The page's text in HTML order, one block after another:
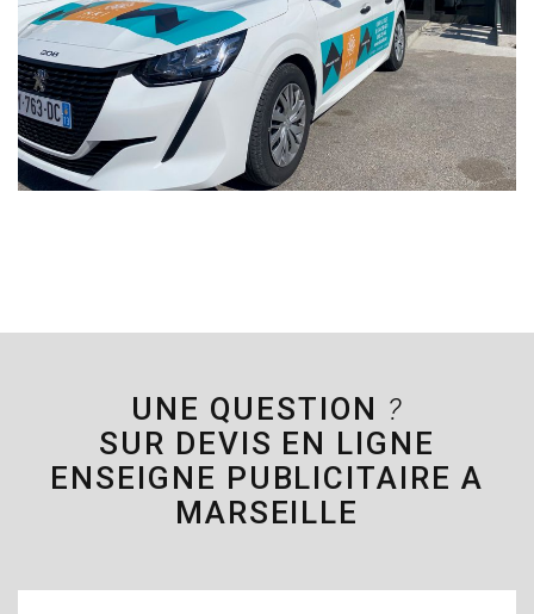
UNE QUESTION ?
SUR DEVIS EN LIGNE
ENSEIGNE PUBLICITAIRE A
MARSEILLE